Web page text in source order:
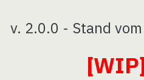
v. 2.0.0 - Stand